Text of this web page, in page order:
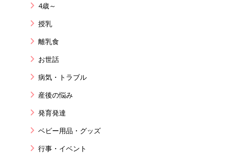
4歳～
授乳
離乳食
お世話
病気・トラブル
産後の悩み
発育発達
ベビー用品・グッズ
行事・イベント